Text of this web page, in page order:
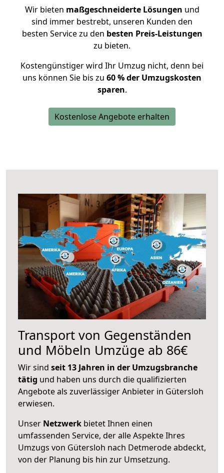
Wir bieten maßgeschneiderte Lösungen und
sind immer bestrebt, unseren Kunden den
besten Service zu den besten Preis-Leistungen
zu bieten.
Kostengünstiger wird Ihr Umzug nicht, denn bei
uns können Sie bis zu 60 % der Umzugskosten
sparen.
Kostenlose Angebote erhalten
Transport von Gegenständen
und Möbeln Umzüge ab 86€
Wir sind seit 13 Jahren in der Umzugsbranche
tätig und haben uns durch die qualifizierten
Angebote als zuverlässiger Anbieter in Gütersloh
erwiesen.
Unser Netzwerk bietet Ihnen einen
umfassenden Service, der alle Aspekte Ihres
Umzugs von Gütersloh nach Detmerode abdeckt,
von der Planung bis hin zur Umsetzung.